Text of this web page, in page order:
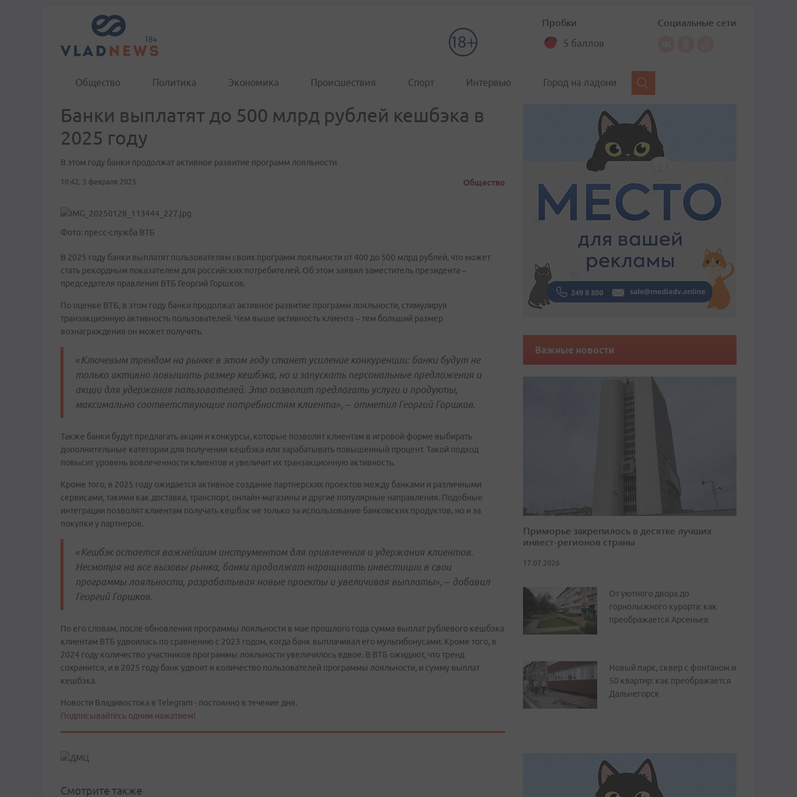
Пробки
5 баллов
Социальные сети
Общество Политика Экономика Происшествия Спорт Интервью Город на ладони
Банки выплатят до 500 млрд рублей кешбэка в
2025 году
В этом году банки продолжат активное развитие программ лояльности
10:42, 3 февраля 2025 Общество
Фото: пресс-служба ВТБ
В 2025 году банки выплатят пользователям своих программ лояльности от 400 до 500 млрд рублей, что может
стать рекордным показателем для российских потребителей. Об этом заявил заместитель президента –
председателя правления ВТБ Георгий Горшков.
По оценке ВТБ, в этом году банки продолжат активное развитие программ лояльности, стимулируя
транзакционную активность пользователей. Чем выше активность клиента – тем больший размер
вознаграждения он может получить.
«Ключевым трендом на рынке в этом году станет усиление конкуренции: банки будут не
только активно повышать размер кешбэка, но и запускать персональные предложения и
акции для удержания пользователей. Это позволит предлагать услуги и продукты,
максимально соответствующие потребностям клиента», – отметил Георгий Горшков.
Также банки будут предлагать акции и конкурсы, которые позволят клиентам в игровой форме выбирать
дополнительные категории для получения кешбэка или зарабатывать повышенный процент. Такой подход
повысит уровень вовлеченности клиентов и увеличит их транзакционную активность.
Кроме того, в 2025 году ожидается активное создание партнерских проектов между банками и различными
сервисами, такими как доставка, транспорт, онлайн-магазины и другие популярные направления. Подобные
интеграции позволят клиентам получать кешбэк не только за использование банковских продуктов, но и за
покупки у партнеров.
«Кешбэк остается важнейшим инструментом для привлечения и удержания клиентов.
Несмотря на все вызовы рынка, банки продолжат наращивать инвестиции в свои
программы лояльности, разрабатывая новые проекты и увеличивая выплаты», – добавил
Георгий Горшков.
По его словам, после обновления программы лояльности в мае прошлого года сумма выплат рублевого кешбэка
клиентам ВТБ удвоилась по сравнению с 2023 годом, когда банк выплачивал его мультибонусами. Кроме того, в
2024 году количество участников программы лояльности увеличилось вдвое. В ВТБ ожидают, что тренд
сохранится, и в 2025 году банк удвоит и количество пользователей программы лояльности, и сумму выплат
кешбэка.
Новости Владивостока в Telegram - постоянно в течение дня.
Подписывайтесь одним нажатием!
Смотрите также
Важные новости
Приморье закрепилось в десятке лучших
инвест-регионов страны
17.07.2026
От уютного двора до
горнолыжного курорта: как
преображается Арсеньев
Новый парк, сквер с фонтаном и
50 квартир: как преображается
Дальнегорск